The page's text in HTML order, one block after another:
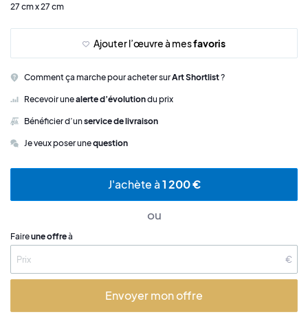
27 cm x 27 cm
Ajouter l’œuvre à mesfavoris
Comment ça marche pour acheter surArt Shortlist?
Recevoir unealerte d’évolutiondu prix
Bénéficier d’unservice de livraison
Je veux poser unequestion
J'achète à1 200 €
ou
Faireune offreà
€
Envoyer mon offre